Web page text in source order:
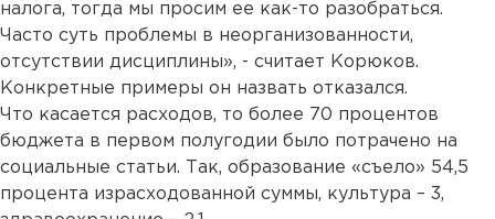
налога, тогда мы просим ее как-то разобраться.
Часто суть проблемы в неорганизованности,
отсутствии дисциплины», - считает Корюков.
Конкретные примеры он назвать отказался.
Что касается расходов, то более 70 процентов
бюджета в первом полугодии было потрачено на
социальные статьи. Так, образование «съело» 54,5
процента израсходованной суммы, культура – 3,